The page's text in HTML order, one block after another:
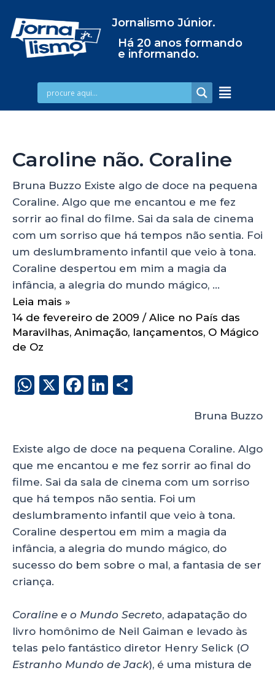
Jornalismo Júnior.
Há 20 anos formando
e informando.
Caroline não. Coraline
Bruna Buzzo Existe algo de doce na pequena
Coraline. Algo que me encantou e me fez
sorrir ao final do filme. Sai da sala de cinema
com um sorriso que há tempos não sentia. Foi
um deslumbramento infantil que veio à tona.
Coraline despertou em mim a magia da
infância, a alegria do mundo mágico, …
Leia mais »
14 de fevereiro de 2009 / Alice no País das
Maravilhas, Animação, lançamentos, O Mágico
de Oz
W
ts
A
p
p
X
F
e
b
o
o
k
Li
e
dI
n
re
Bruna Buzzo
Existe algo de doce na pequena Coraline. Algo
que me encantou e me fez sorrir ao final do
filme. Sai da sala de cinema com um sorriso
que há tempos não sentia. Foi um
deslumbramento infantil que veio à tona.
Coraline despertou em mim a magia da
infância, a alegria do mundo mágico, do
sucesso do bem sobre o mal, a fantasia de ser
criança.
Coraline e o Mundo Secreto, adapatação do
livro homônimo de Neil Gaiman e levado às
telas pelo fantástico diretor Henry Selick (O
Estranho Mundo de Jack), é uma mistura de